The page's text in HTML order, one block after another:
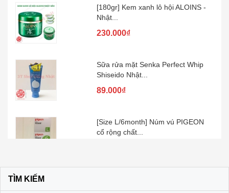
Nhật...
230.000₫
Shiseido Nhật...
89.000₫
cổ rộng chất...
100.000₫
Kem đánh răng muối SUNSTAR –
TÌM KIẾM